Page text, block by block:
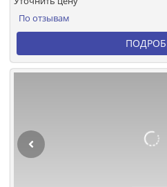
По отзывам